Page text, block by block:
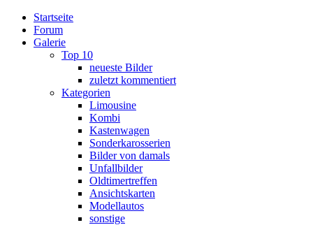
Startseite
Forum
Galerie
Top 10
neueste Bilder
zuletzt kommentiert
Kategorien
Limousine
Kombi
Kastenwagen
Sonderkarosserien
Bilder von damals
Unfallbilder
Oldtimertreffen
Ansichtskarten
Modellautos
sonstige